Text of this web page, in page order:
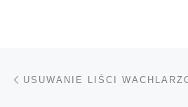
Nawigacja wpisu